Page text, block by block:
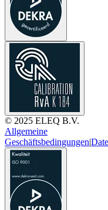
© 2025 ELEQ B.V.
Allgemeine
Geschäftsbedingungen|